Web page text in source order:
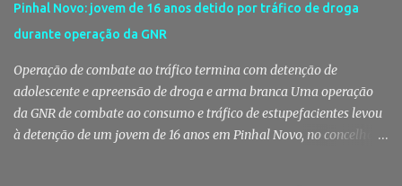
Pinhal Novo: jovem de 16 anos detido por tráfico de droga
durante operação da GNR
Operação de combate ao tráfico termina com detenção de
adolescente e apreensão de droga e arma branca Uma operação
da GNR de combate ao consumo e tráfico de estupefacientes levou
à detenção de um jovem de 16 anos em Pinhal Novo, no concelho